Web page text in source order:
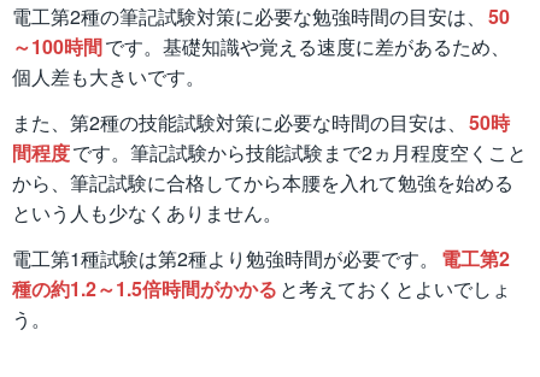
電工第2種の筆記試験対策に必要な勉強時間の目安は、 50
～100時間です。基礎知識や覚える速度に差があるため、
個人差も大きいです。
また、第2種の技能試験対策に必要な時間の目安は、 50時
間程度です。筆記試験から技能試験まで2ヵ月程度空くこと
から、筆記試験に合格してから本腰を入れて勉強を始める
という人も少なくありません。
電工第1種試験は第2種より勉強時間が必要です。
電工第2
種の約1.2～1.5倍時間がかかる と考えておくとよいでしょ
う。